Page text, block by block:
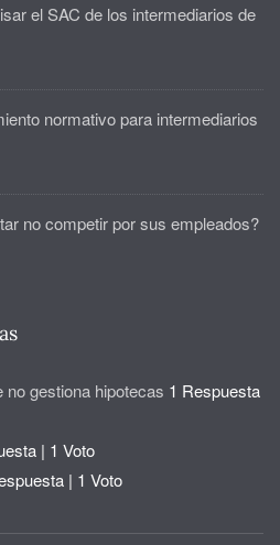
el SAC de los intermediarios de
normativo para intermediarios
no competir por sus empleados?
gestiona hipotecas 1 Respuesta
| 1 Voto
| 1 Voto